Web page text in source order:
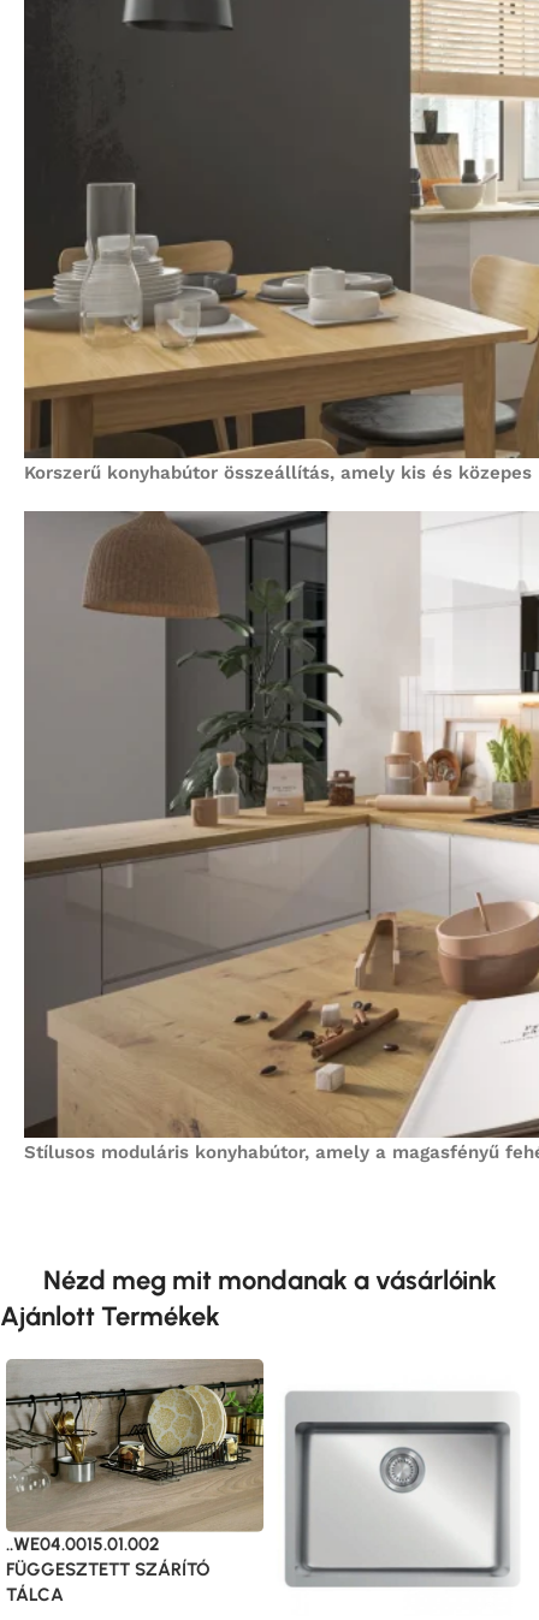
Korszerű konyhabútor összeállítás, amely kis és
Stílusos moduláris konyhabútor, amely a magasfényű
Nézd meg mit mondanak a vásárlóink
Ajánlott Termékek
..WE04.0015.01.002
FÜGGESZTETT SZÁRÍTÓ
TÁLCA